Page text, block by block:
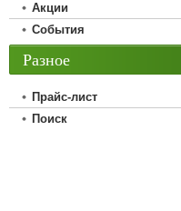
Акции
События
Разное
Прайс-лист
Поиск